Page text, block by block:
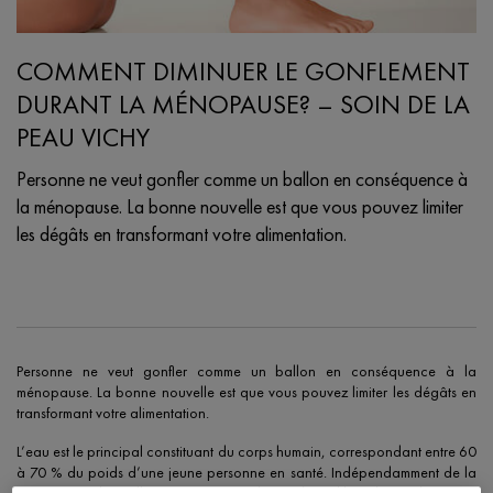
COMMENT DIMINUER LE GONFLEMENT
DURANT LA MÉNOPAUSE? – SOIN DE LA
PEAU VICHY
Personne ne veut gonfler comme un ballon en conséquence à
la ménopause. La bonne nouvelle est que vous pouvez limiter
les dégâts en transformant votre alimentation.
Personne ne veut gonfler comme un ballon en conséquence à la
ménopause. La bonne nouvelle est que vous pouvez limiter les dégâts en
transformant votre alimentation.
L’eau est le principal constituant du corps humain, correspondant entre 60
à 70 % du poids d’une jeune personne en santé. Indépendamment de la